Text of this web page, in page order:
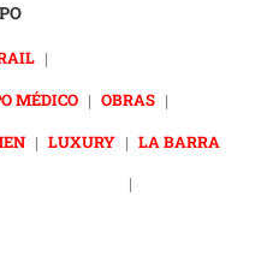
|
MÉDICO | OBRAS |
| LUXURY | LA BARRA
|